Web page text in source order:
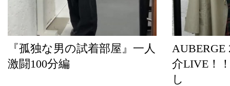
『孤独な男の試着部屋』一人
激闘100分編
AUBERGE
介LIVE！
し